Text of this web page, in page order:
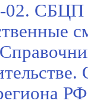
СБЦП
РФ